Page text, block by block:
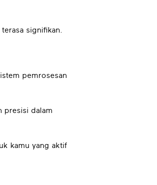
signifikan.
pemrosesan
presisi dalam
kamu yang aktif